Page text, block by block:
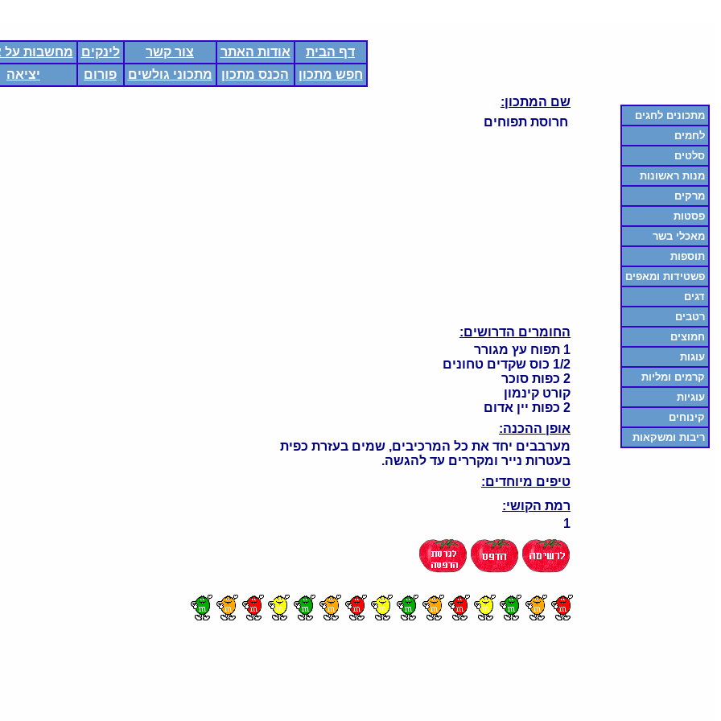
דף הבית אודות האתר צור קשר לינקים
מחשבות על
חפש מתכון
הכנס מתכון מתכוני גולשים פורום יציאה
מתכונים לחגים
לחמים
סלטים
מנות ראשונות
מרקים
פסטות
מאכלי בשר
תוספות
פשטידות ומאפים
דגים
רטבים
חמוצים
עוגות
קרמים ומליות
עוגיות
קינוחים
ריבות ומשקאות
שם המתכון:
חרוסת תפוחים
החומרים הדרושים:
1 תפוח עץ מגורר
1/2 כוס שקדים טחונים
2 כפות סוכר
קורט קינמון
2 כפות יין אדום
אופן ההכנה:
מערבבים יחד את כל המרכיבים, שמים בעזרת כפית
בעטרות נייר ומקררים עד להגשה.
טיפים מיוחדים:
רמת הקושי:
1